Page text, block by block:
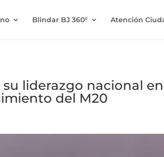
Blindar BJ 360° Atención
liderazgo nacional en
del M20